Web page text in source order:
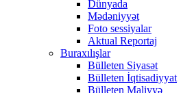
Dünyada
Mədəniyyət
Foto sessiyalar
Aktual Reportaj
Buraxılışlar
Bülleten Siyasət
Bülleten İqtisadiyyat
Bülleten Maliyyə